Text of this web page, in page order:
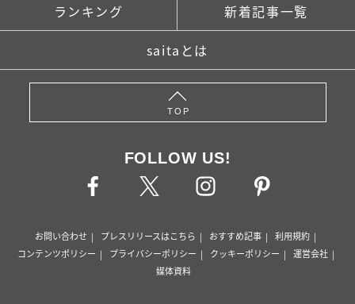
ランキング 新着記事一覧
saitaとは
TOP
FOLLOW US!
お問い合わせ プレスリリースはこちら おすすめ記事
利用規約
コンテンツポリシー
プライバシーポリシー クッキーポリシー
運営会社
媒体資料